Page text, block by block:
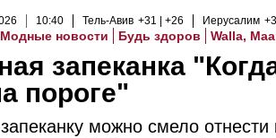
10:40 Тель-Авив +31 +26 Иерусалим
Модные новости Будь здоров Walla,
запеканка
пороге"
можно смело отнести